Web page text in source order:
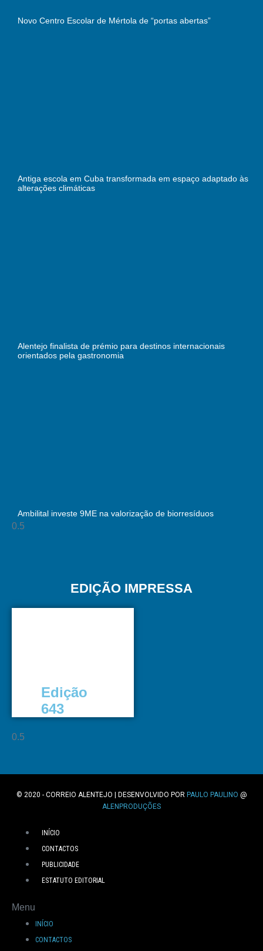
Novo Centro Escolar de Mértola de “portas abertas”
Antiga escola em Cuba transformada em espaço adaptado às
alterações climáticas
Alentejo finalista de prémio para destinos internacionais
orientados pela gastronomia
Ambilital investe 9ME na valorização de biorresíduos
EDIÇÃO IMPRESSA
Edição
643
© 2020 - CORREIO ALENTEJO | DESENVOLVIDO POR PAULO PAULINO @
ALENPRODUÇÕES
INÍCIO
CONTACTOS
PUBLICIDADE
ESTATUTO EDITORIAL
Menu
INÍCIO
CONTACTOS